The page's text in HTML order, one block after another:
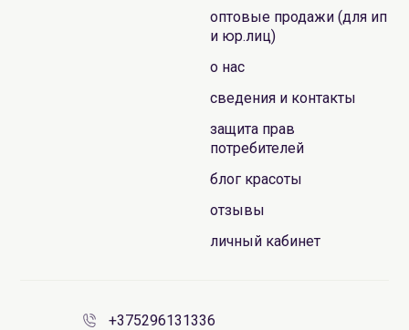
оптовые продажи (для ип
и юр.лиц)
о нас
сведения и контакты
защита прав
потребителей
блог красоты
отзывы
личный кабинет
+375296131336